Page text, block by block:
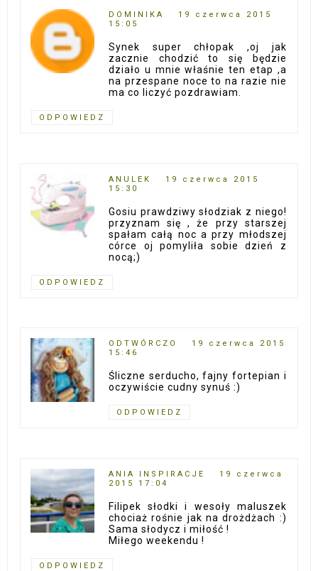
DOMINIKA
19 czerwca 2015
15:05
Synek super chłopak ,oj jak
zacznie chodzić to się będzie
działo u mnie właśnie ten etap ,a
na przespane noce to na razie nie
ma co liczyć pozdrawiam.
ODPOWIEDZ
ANULEK
19 czerwca 2015
15:30
Gosiu prawdziwy słodziak z niego!
przyznam się , że przy starszej
spałam całą noc a przy młodszej
córce oj pomyliła sobie dzień z
nocą;)
ODPOWIEDZ
ODTWÓRCZO
19 czerwca 2015
15:46
Śliczne serducho, fajny fortepian i
oczywiście cudny synuś :)
ODPOWIEDZ
ANIA INSPIRACJE
19 czerwca
2015 17:04
Filipek słodki i wesoły maluszek
chociaż rośnie jak na drożdżach :)
Sama słodycz i miłość !
Miłego weekendu !
ODPOWIEDZ